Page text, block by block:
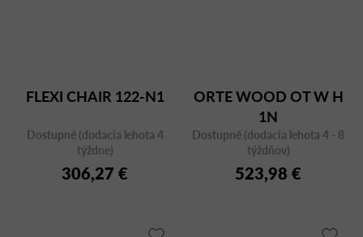
FLEXI CHAIR 122-N1
Dostupné (dodacia lehota 4
týždne)
306,27 €
ORTE WOOD OT W H
1N
Dostupné (dodacia lehota 4 - 8
týždňov)
523,98 €